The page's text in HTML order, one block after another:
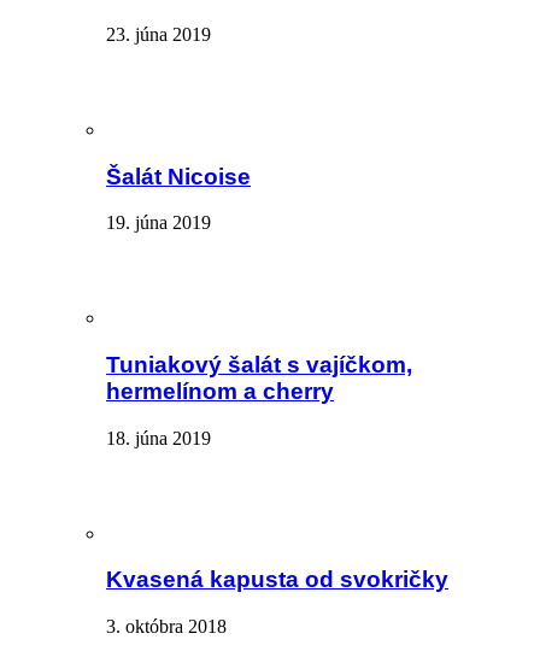
23. júna 2019
Šalát Nicoise
19. júna 2019
Tuniakový šalát s vajíčkom,
hermelínom a cherry
18. júna 2019
Kvasená kapusta od svokričky
3. októbra 2018